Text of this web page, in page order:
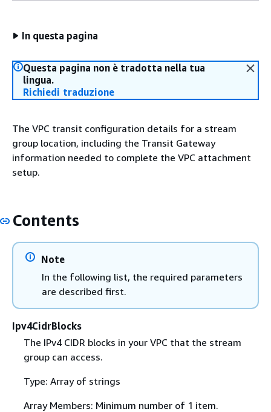
In questa pagina
Questa pagina non è tradotta nella tua
lingua.
Richiedi traduzione
The VPC transit configuration details for a stream
group location, including the Transit Gateway
information needed to complete the VPC attachment
setup.
Contents
Note
In the following list, the required parameters
are described first.
Ipv4CidrBlocks
The IPv4 CIDR blocks in your VPC that the stream
group can access.
Type: Array of strings
Array Members: Minimum number of 1 item.